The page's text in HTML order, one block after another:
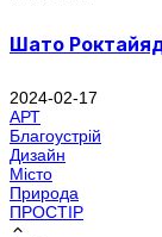
Шато
2024-02-17
АРТ
Благоустрій
Дизайн
Місто
Природа
ПРОСТІР